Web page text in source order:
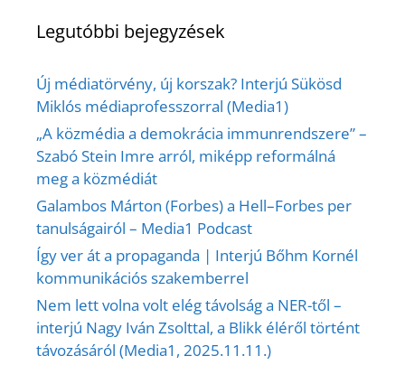
Legutóbbi bejegyzések
Új médiatörvény, új korszak? Interjú Sükösd
Miklós médiaprofesszorral (Media1)
„A közmédia a demokrácia immunrendszere” –
Szabó Stein Imre arról, miképp reformálná
meg a közmédiát
Galambos Márton (Forbes) a Hell–Forbes per
tanulságairól – Media1 Podcast
Így ver át a propaganda | Interjú Bőhm Kornél
kommunikációs szakemberrel
Nem lett volna volt elég távolság a NER-től –
interjú Nagy Iván Zsolttal, a Blikk éléről történt
távozásáról (Media1, 2025.11.11.)